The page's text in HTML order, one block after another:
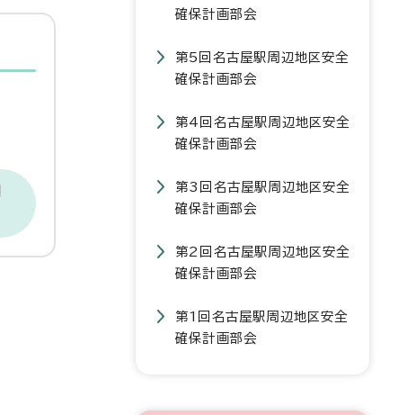
確保計画部会
第5回名古屋駅周辺地区安全
確保計画部会
第4回名古屋駅周辺地区安全
確保計画部会
第3回名古屋駅周辺地区安全
確保計画部会
第2回名古屋駅周辺地区安全
確保計画部会
第1回名古屋駅周辺地区安全
確保計画部会